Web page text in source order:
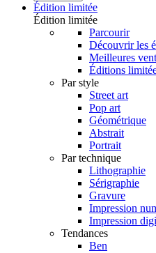
Édition limitée
Édition limitée
Parcourir
Découvrir les
Meilleures
Éditions
Par style
Street art
Pop art
Géométrique
Abstrait
Portrait
Par technique
Lithographie
Sérigraphie
Gravure
Impression
Impression
Tendances
Ben